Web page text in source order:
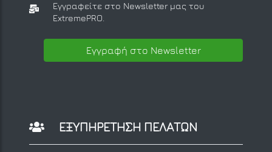
Εγγραφείτε στο Newsletter μας του
ExtremePRO.
Εγγραφή στο Newsletter
ΕΞΥΠΗΡΕΤΗΣΗ ΠΕΛΑΤΩΝ